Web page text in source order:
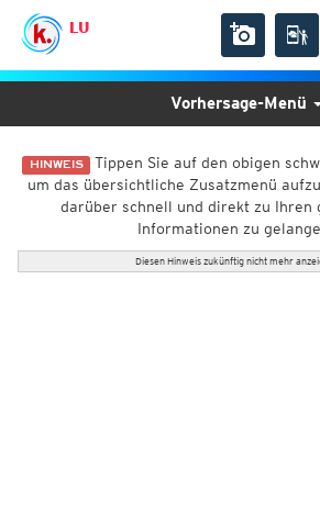
LU
HINWEIS Tippen Sie auf den obigen
um das übersichtliche Zusatzmenü
darüber schnell und direkt zu Ihren
Informationen zu
Diesen Hinweis zukünftig nicht mehr
Vorhersage-Menü